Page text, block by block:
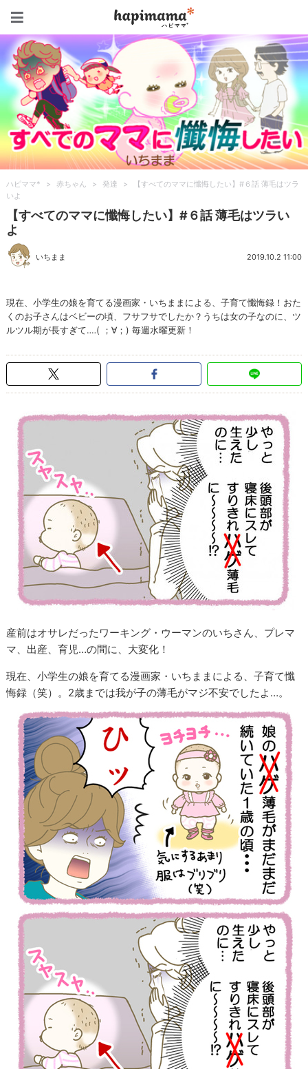
ハピママ* > 赤ちゃん > 発達 >
【すべてのママに懺悔したい】#６話 薄毛はツラ
いよ
【すべてのママに懺悔したい】#６話 薄毛はツラい
よ
いちまま 2019.10.2 11:00
現在、小学生の娘を育てる漫画家・いちままによる、子育て懺悔録！おた
くのお子さんはベビーの頃、フサフサでしたか？うちは女の子なのに、ツ
ルツル期が長すぎて‥‥( ；∀；) 毎週水曜更新！
産前はオサレだったワーキング・ウーマンのいちさん、プレマ
マ、出産、育児…の間に、大変化！
現在、小学生の娘を育てる漫画家・いちままによる、子育て懺
悔録（笑）。2歳までは我が子の薄毛がマジ不安でしたよ…。